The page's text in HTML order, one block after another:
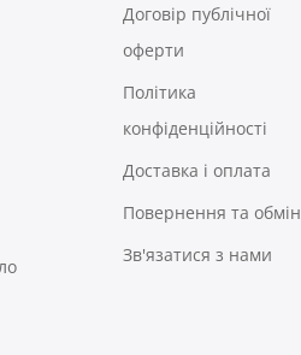
Договір публічної
оферти
Політика
конфіденційності
Доставка і оплата
Повернення та обмін
Зв'язатися з нами